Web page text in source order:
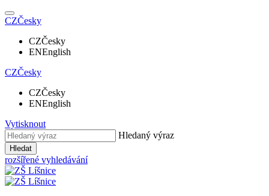
CZČesky
CZČesky
ENEnglish
CZČesky
CZČesky
ENEnglish
Vytisknout
Hledaný výraz
Hledat
rozšířené vyhledávání